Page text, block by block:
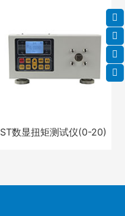
ST数显扭矩测试仪(0-20)